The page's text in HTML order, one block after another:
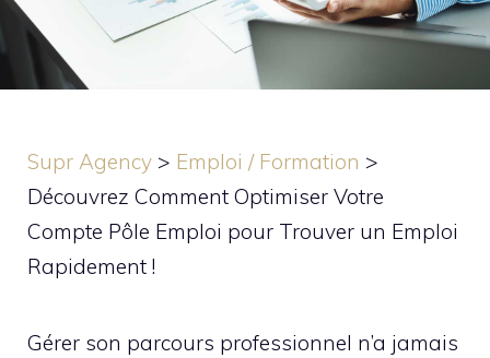
Supr Agency > Emploi / Formation >
Découvrez Comment Optimiser Votre
Compte Pôle Emploi pour Trouver un Emploi
Rapidement !
Gérer son parcours professionnel n’a jamais